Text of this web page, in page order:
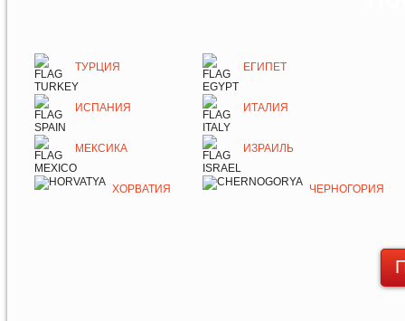
ТУРЦИЯ ЕГИПЕТ
ИСПАНИЯ ИТАЛИЯ
МЕКСИКА ИЗРАИЛЬ
ХОРВАТИЯ ЧЕРНОГОРИЯ